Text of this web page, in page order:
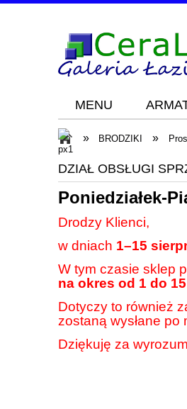
MENU
Blog
» BRODZIKI »
DZIAŁ OBSŁUGI
Poniedziałek-
Drodzy Klienci,
w dniach 1–15
W tym czasie sklep
na okres od 1 do
Dotyczy to również
zostaną wysłane po
Dziękuję za